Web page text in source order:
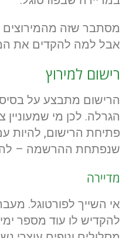
מסתבר שזה מהמירוצים
אבל למה להקדים את
רישום למירוץ
הרישום מתבצע על בסיס
הגרלה. לכן מי
פתיחת הרישום, להיות
שנפתחת ההרשמה –
מדיירה
אי השייך לפורטוגל.
להקדיש לו עוד מספר